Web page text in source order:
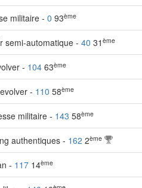
militaire - 0 93ème
semi-automatique - 40 31 ème
- 104 63ème
- 110 58ème
militaire - 143 58ème
authentiques - 162 2ème
- 117 14ème